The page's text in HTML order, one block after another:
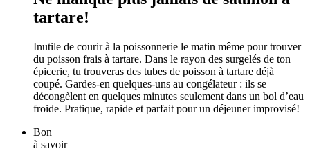
tartare!
Inutile de courir à la poissonnerie le matin même pour trouver
du poisson frais à tartare. Dans le rayon des surgelés de ton
épicerie, tu trouveras des tubes de poisson à tartare déjà
coupé. Gardes-en quelques-uns au congélateur : ils se
décongèlent en quelques minutes seulement dans un bol d’eau
froide. Pratique, rapide et parfait pour un déjeuner improvisé!
Bon
à savoir